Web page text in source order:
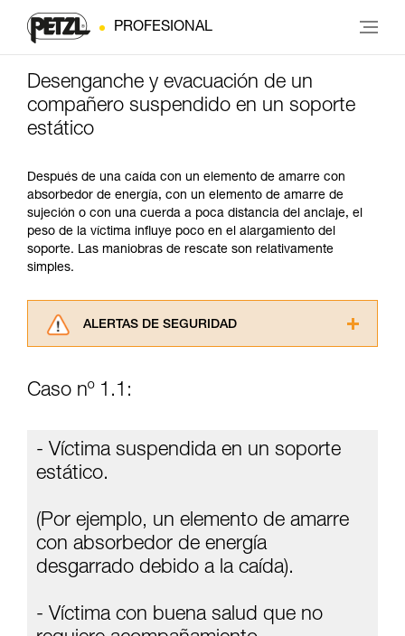
PROFESIONAL
Desenganche y evacuación de un
compañero suspendido en un soporte
estático
Después de una caída con un elemento de amarre con
absorbedor de energía, con un elemento de amarre de
sujeción o con una cuerda a poca distancia del anclaje, el
peso de la víctima influye poco en el alargamiento del
soporte. Las maniobras de rescate son relativamente
simples.
ALERTAS DE SEGURIDAD
consultarlo. Usted debe comprender la
Dominar estas técnicas requiere una formación
y un entrenamiento específico. Confirme a
seguridad, antes de ejecutarlas de forma
autónoma.
Damos ejemplos de técnicas relacionadas con
su actividad. Pueden existir otras que no
Caso nº 1.1:
- Víctima suspendida en un soporte
estático.
(Por ejemplo, un elemento de amarre
con absorbedor de energía
desgarrado debido a la caída).
- Víctima con buena salud que no